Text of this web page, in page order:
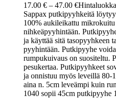
17.00 € – 47.00 €
Sappax putkipyyhkeitä
100% aukileikattu
nihkeäpyyhintään.
ja käyttää sitä tasopyyhkeen
pyyhintään. Putkipyyhe
rumpukuivaus on suositeltu.
pesukertaa. Putkipyyhkeet
ja onnistuu myös leveillä 80-
aina n. 5cm leveämpi kuin
1040 sopii 45cm putkipyyhe